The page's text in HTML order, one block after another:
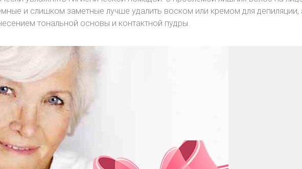
и слишком заметные лучше удалить воском или кремом для депиляции,
тональной основы и контактной пудры.